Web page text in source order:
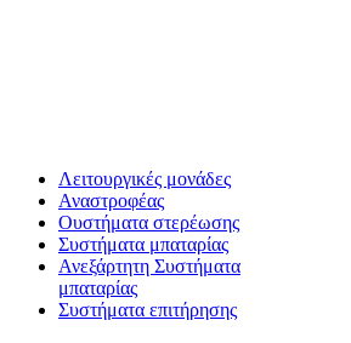
Λειτουργικές μονάδες
Αναστροφέας
Oυστήματα στερέωσης
Συστήματα μπαταρίας
Ανεξάρτητη Συστήματα
μπαταρίας
Συστήματα επιτήρησης